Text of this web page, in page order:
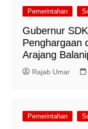
Pemerintahan
Gubernur
Penghargaan
Arajang
Rajab Umar
Pemerintahan